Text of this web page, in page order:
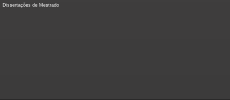
Dissertações de Mestrado